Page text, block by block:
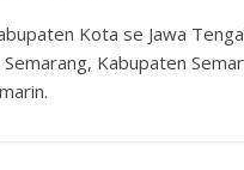
Kota se Jawa
Kabupaten